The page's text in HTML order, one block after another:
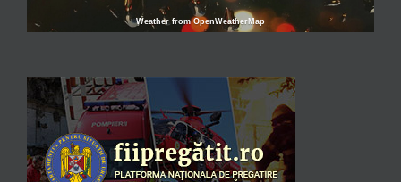
Weather from OpenWeatherMap